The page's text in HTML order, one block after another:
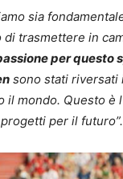
sia
trasmettere in
per questo
sono stati riversati
mondo. Questo è
per il futuro”.